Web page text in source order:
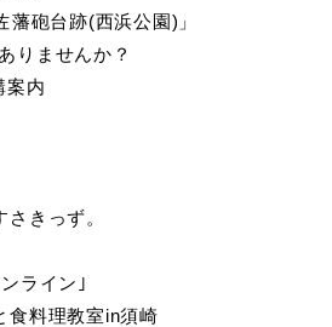
砲台跡(西浜公園)」
りませんか？
案内
きっず。
ライン｣
食料理教室in須崎